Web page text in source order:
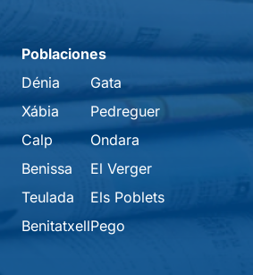
Poblaciones
Dénia
Xábia
Calp
Benissa
Teulada
Benitatxell
Gata
Pedreguer
Ondara
El Verger
Els Poblets
Pego